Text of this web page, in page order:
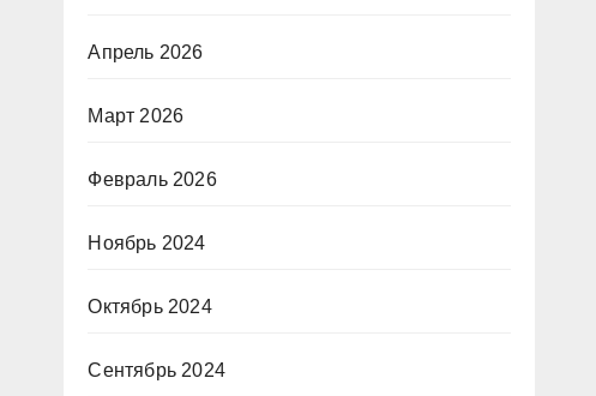
Апрель 2026
Март 2026
Февраль 2026
Ноябрь 2024
Октябрь 2024
Сентябрь 2024